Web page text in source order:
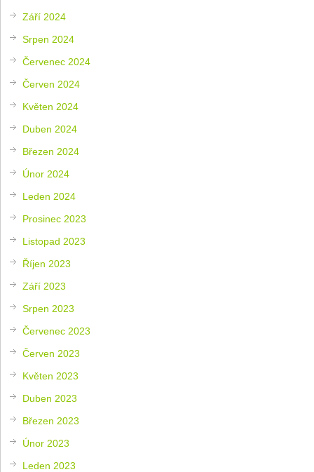
Září 2024
Srpen 2024
Červenec 2024
Červen 2024
Květen 2024
Duben 2024
Březen 2024
Únor 2024
Leden 2024
Prosinec 2023
Listopad 2023
Říjen 2023
Září 2023
Srpen 2023
Červenec 2023
Červen 2023
Květen 2023
Duben 2023
Březen 2023
Únor 2023
Leden 2023